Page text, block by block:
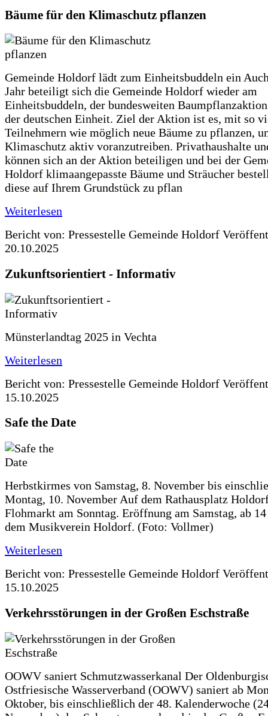
Bäume für den Klimaschutz pflanzen
Gemeinde Holdorf lädt zum Einheitsbuddeln ein
Jahr beteiligt sich die Gemeinde Holdorf wieder am
Einheitsbuddeln, der bundesweiten
der deutschen Einheit. Ziel der Aktion ist es, mit so
Teilnehmern wie möglich neue Bäume zu pflanzen,
Klimaschutz aktiv voranzutreiben. Privathaushalte
können sich an der Aktion beteiligen und bei der
Holdorf klimaangepasste Bäume und Sträucher
diese auf Ihrem Grundstück zu pflan
Weiterlesen
Bericht von: Pressestelle Gemeinde Holdorf
20.10.2025
Zukunftsorientiert - Informativ
Münsterlandtag 2025 in Vechta
Weiterlesen
Bericht von: Pressestelle Gemeinde Holdorf
15.10.2025
Safe the Date
Herbstkirmes von Samstag, 8. November bis
Montag, 10. November Auf dem Rathausplatz
Flohmarkt am Sonntag. Eröffnung am Samstag, ab
dem Musikverein Holdorf. (Foto: Vollmer)
Weiterlesen
Bericht von: Pressestelle Gemeinde Holdorf
15.10.2025
Verkehrsstörungen in der Großen Eschstraße
OOWV saniert Schmutzwasserkanal Der
Ostfriesische Wasserverband (OOWV) saniert ab
Oktober, bis einschließlich der 48. Kalenderwoche